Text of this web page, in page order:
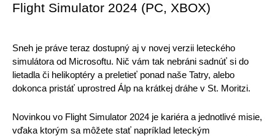
Flight Simulator 2024 (PC, XBOX)
Sneh je práve teraz dostupný aj v novej verzii leteckého
simulátora od Microsoftu. Nič vám tak nebráni sadnúť si do
lietadla či helikoptéry a preletieť ponad naše Tatry, alebo
dokonca pristáť uprostred Álp na krátkej dráhe v St. Moritzi.
Novinkou vo Flight Simulator 2024 je kariéra a jednotlivé misie,
vďaka ktorým sa môžete stať napríklad leteckým